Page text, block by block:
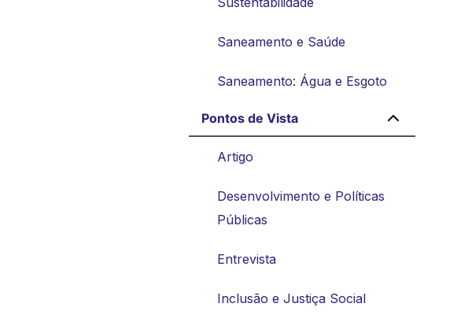
Saneamento e Saúde
Saneamento: Água e Esgoto
Pontos de Vista
Artigo
Desenvolvimento e Políticas
Públicas
Entrevista
Inclusão e Justiça Social